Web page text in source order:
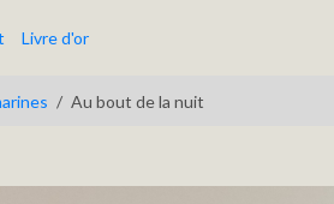
Livre d'or
Au bout de la nuit